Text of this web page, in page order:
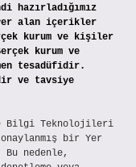
hazırladığımız
yer alan içerikler
kurum ve kişiler
kurum ve
tesadüfidir.
ve tavsiye
Bilgi Teknolojileri
bir Yer
nedenle,